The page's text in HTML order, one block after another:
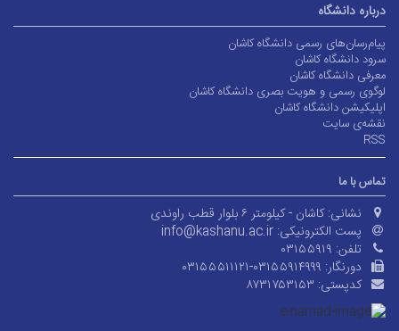
درباره دانشگاه
پیام‌رسان‌های رسمی دانشگاه کاشان
سرود دانشگاه کاشان
معرفی دانشگاه کاشان
لوگوی رسمی و هویت بصری دانشگاه کاشان
اپلیکیشن دانشگاه کاشان
نقشه‌ی سایت
RSS
تماس با ما
نشانی: کاشان - کیلومتر ۶ بلوار قطب راوندی
پست الکترونیکی: info@kashanu.ac.ir
تلفن: ۰۳۱۵۵۹۱۹
دورنگار: ۰۳۱۵۵۵۱۱۱۲۱-۰۳۱۵۵۹۱۴۹۹۹
کدپستی: ۸۷۳۱۷۵۳۱۵۳